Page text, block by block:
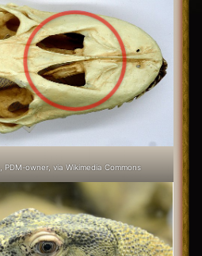
, PDM-owner, via Wikimedia Commons